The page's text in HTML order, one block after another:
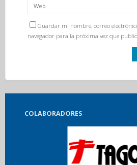
Guardar mi nombre, correo
navegador para la próxima vez que
COLABORADORES